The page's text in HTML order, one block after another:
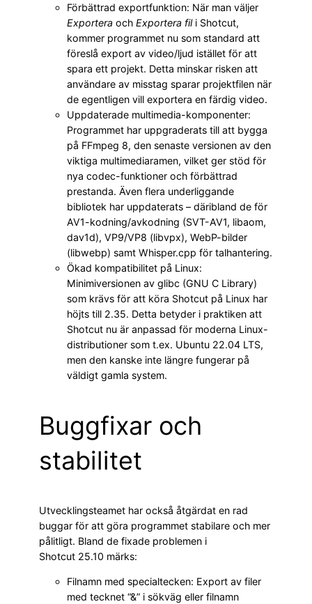
Förbättrad exportfunktion: När man väljer
Exportera och Exportera fili Shotcut,
kommer programmet nu som standard att
föreslå export av video/ljud istället för att
spara ett projekt. Detta minskar risken att
användare av misstag sparar projektfilen när
de egentligen vill exportera en färdig video.
Uppdaterade multimedia-komponenter:
Programmet har uppgraderats till att bygga
på FFmpeg 8, den senaste versionen av den
viktiga multimediaramen, vilket ger stöd för
nya codec-funktioner och förbättrad
prestanda. Även flera underliggande
bibliotek har uppdaterats – däribland de för
AV1-kodning/avkodning (SVT-AV1, libaom,
dav1d), VP9/VP8 (libvpx), WebP-bilder
(libwebp) samt Whisper.cpp för talhantering.
Ökad kompatibilitet på Linux:
Minimiversionen av glibc (GNU C Library)
som krävs för att köra Shotcut på Linux har
höjts till 2.35. Detta betyder i praktiken att
Shotcut nu är anpassad för moderna Linux-
distributioner som t.ex. Ubuntu 22.04 LTS,
men den kanske inte längre fungerar på
väldigt gamla system.
Buggfixar och
stabilitet
Utvecklingsteamet har också åtgärdat en rad
buggar för att göra programmet stabilare och mer
pålitligt. Bland de fixade problemen i
Shotcut 25.10 märks:
Filnamn med specialtecken: Export av filer
med tecknet “&” i sökväg eller filnamn